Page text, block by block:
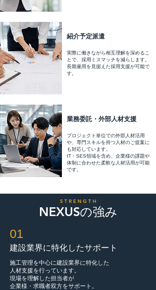
紹介予定派遣
実際に働きながら相互理解を深めるこ
とで、採用ミスマッチを減らします。
​長期雇用を見据えた採用支援が可能で
す。
業務委託・外部人材支援
プロジェクト単位での外部人材活用
や、専門スキルを持つ人材のご提案に
も対応しています。
IT・SES領域を含め、企業様の課題や
体制に合わせた柔軟な人材活用が可能
です。
NEXUSの強み
​S T R E N G T H
01
建設業界に特化したサポート
施工管理を中心に建設業界に特化した
人材支援を行っています。
現場を理解した担当者が
企業様・求職者双方をサポート。